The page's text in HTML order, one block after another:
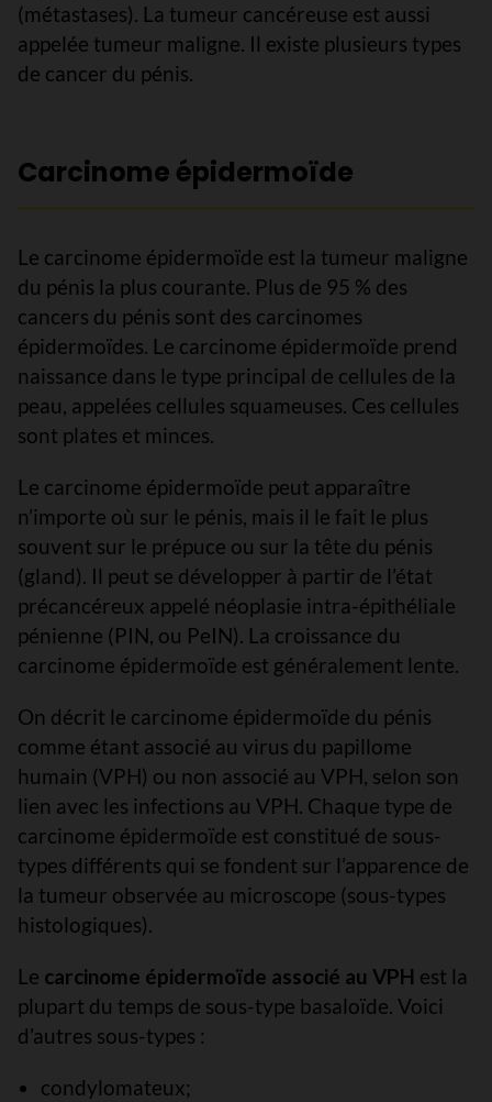
(métastases). La tumeur cancéreuse est aussi
appelée tumeur maligne. Il existe plusieurs types
de cancer du pénis.
Carcinome épidermoïde
Le carcinome épidermoïde est la tumeur maligne
du pénis la plus courante. Plus de 95 % des
cancers du pénis sont des carcinomes
épidermoïdes. Le carcinome épidermoïde prend
naissance dans le type principal de cellules de la
peau, appelées cellules squameuses. Ces cellules
sont plates et minces.
Le carcinome épidermoïde peut apparaître
n’importe où sur le pénis, mais il le fait le plus
souvent sur le prépuce ou sur la tête du pénis
(gland). Il peut se développer à partir de l’état
précancéreux appelé néoplasie intra-épithéliale
pénienne (PIN, ou PeIN). La croissance du
carcinome épidermoïde est généralement lente.
On décrit le carcinome épidermoïde du pénis
comme étant associé au virus du papillome
humain (VPH) ou non associé au VPH, selon son
lien avec les infections au VPH. Chaque type de
carcinome épidermoïde est constitué de sous-
types différents qui se fondent sur l’apparence de
la tumeur observée au microscope (sous-types
histologiques).
Le carcinome épidermoïde associé au VPH est la
plupart du temps de sous-type basaloïde. Voici
d’autres sous-types :
condylomateux;